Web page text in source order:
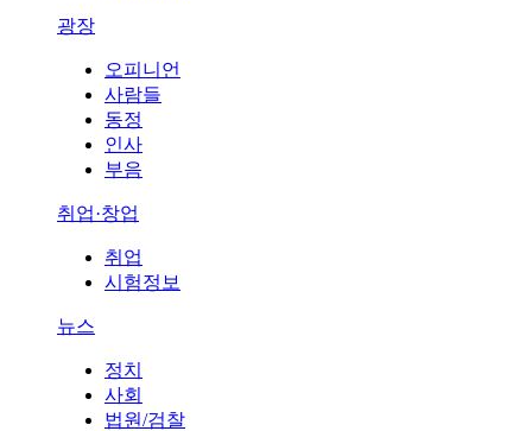
광장
오피니언
사람들
동정
인사
부음
취업·창업
취업
시험정보
뉴스
정치
사회
법원/검찰